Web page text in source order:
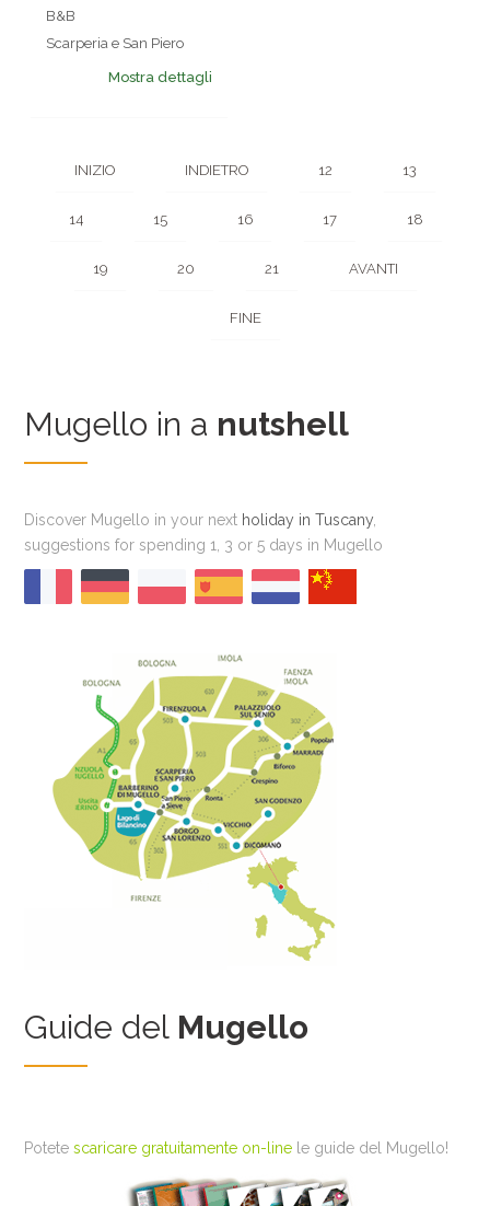
B&B
Scarperia e San Piero
Mostra dettagli
INIZIO INDIETRO 12 13
14 15 16 17 18
19 20 21 AVANTI
FINE
Mugello in a nutshell
Discover Mugello in your next holiday in Tuscany
suggestions for spending 1, 3 or 5 days in Mugello
Guide del Mugello
Potetescaricare gratuitamente on-line le guide del Mugello!